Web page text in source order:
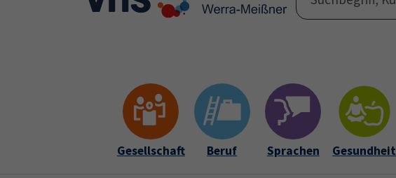
Skip to main content
Skip to page footer
Gesellschaft Beruf Sprachen Gesundheit